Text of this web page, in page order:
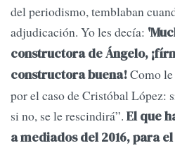
del periodismo, temblaban
adjudicación. Yo les decía:
constructora de Ángelo,
constructora buena!Como
por el caso de Cristóbal López:
si no, se le rescindirá”. El que
a mediados del 2016, para